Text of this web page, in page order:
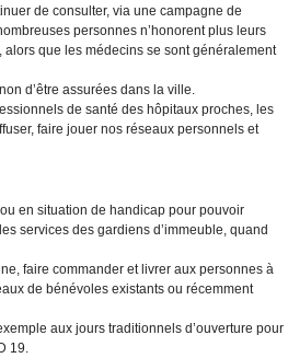
de consulter, via une campagne de
personnes n’honorent plus leurs
que les médecins se sont généralement
d’être assurées dans la ville.
de santé des hôpitaux proches, les
faire jouer nos réseaux personnels et
en situation de handicap pour pouvoir
services des gardiens d’immeuble, quand
faire commander et livrer aux personnes à
de bénévoles existants ou récemment
aux jours traditionnels d’ouverture pour
19.